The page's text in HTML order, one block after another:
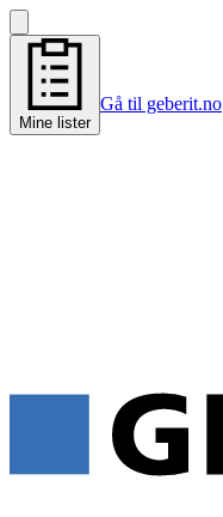
Mine lister
Gå til geberit.no